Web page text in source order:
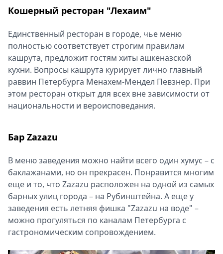
Кошерный ресторан "Лехаим"
Единственный ресторан в городе, чье меню
полностью соответствует строгим правилам
кашрута, предложит гостям хиты ашкеназской
кухни. Вопросы кашрута курирует лично главный
раввин Петербурга Менахем-Мендел Певзнер. При
этом ресторан открыт для всех вне зависимости от
национальности и вероисповедания.
Бар Zazazu
В меню заведения можно найти всего один хумус – с
баклажанами, но он прекрасен. Понравится многим
еще и то, что Zazazu расположен на одной из самых
барных улиц города – на Рубинштейна. А еще у
заведения есть летняя фишка "Zazazu на воде" –
можно прогуляться по каналам Петербурга с
гастрономическим сопровождением.